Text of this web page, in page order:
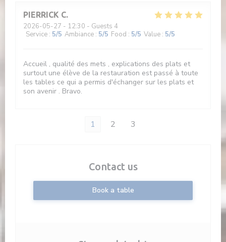
PIERRICK C
2026-05-27 - 12:30 - Guests 4
Service : 5/5 Ambiance : 5/5 Food : 5/5 Value : 5/5
Accueil , qualité des mets , explications des plats et
surtout une élève de la restauration est passé à toute
les tables ce qui a permis d'échanger sur les plats et
son avenir . Bravo.
1 2 3
Contact us
Book a table